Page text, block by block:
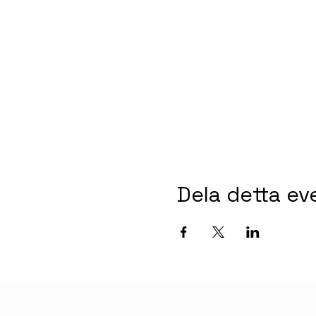
Dela detta